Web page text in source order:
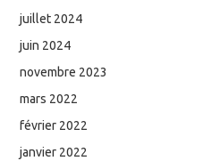
juillet 2024
juin 2024
novembre 2023
mars 2022
février 2022
janvier 2022